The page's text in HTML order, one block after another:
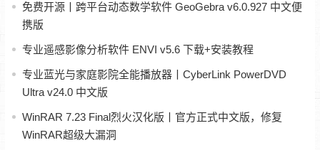
免费开源丨跨平台动态数学软件 GeoGebra v6.0.927 中文便
携版
专业遥感影像分析软件 ENVI v5.6 下载+安装教程
专业蓝光与家庭影院全能播放器丨CyberLink PowerDVD
Ultra v24.0 中文版
WinRAR 7.23 Final烈火汉化版丨官方正式中文版，修复
WinRAR超级大漏洞